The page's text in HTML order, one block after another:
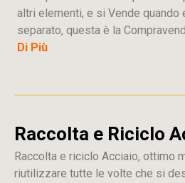
altri elementi, e si Vende
separato, questa è la
Di Più
Raccolta e Riciclo
Raccolta e riciclo Acciaio, ottimo
riutilizzare tutte le volte che si